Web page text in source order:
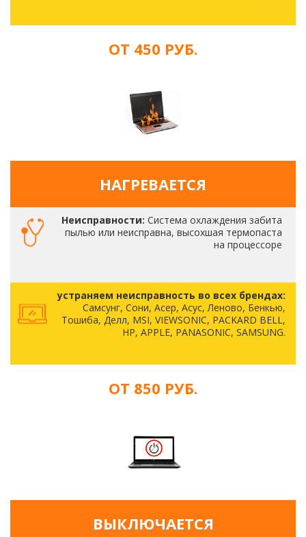
ОТ 450 РУБ.
НАГРЕВАЕТСЯ
Неисправности: Система охлаждения забита
пылью или неисправна, высохшая термопаста
на процессоре
устраняем неисправность во всех брендах:
Самсунг, Сони, Асер, Асус, Леново, Бенкью,
Тошиба, Делл, MSI, VIEWSONIC, PACKARD BELL,
HP, APPLE, PANASONIC, SAMSUNG.
ОТ 850 РУБ.
ВЫКЛЮЧАЕТСЯ